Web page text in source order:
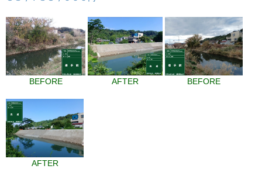
BEFORE AFTER BEFORE
AFTER